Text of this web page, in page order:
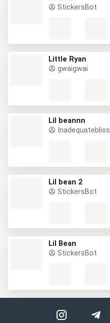
StickersBot
Little Ryan
gwaigwai
Lil beannn
Inadequatebliss
Lil bean 2
StickersBot
Lil Bean
StickersBot